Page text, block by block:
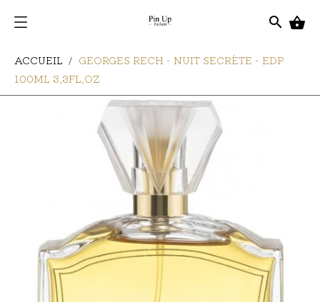

search
ACCUEIL
GEORGES RECH - NUIT SECRÈTE - EDP
100ML 3.3FL.OZ